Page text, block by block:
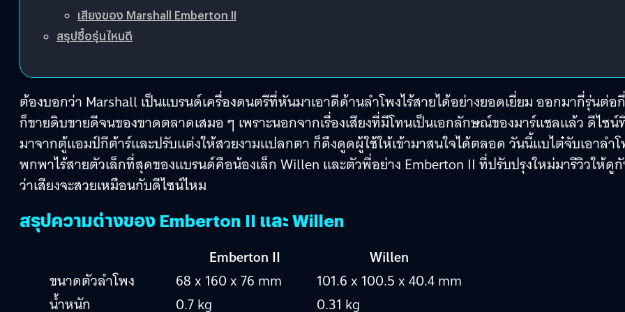
เสียงของ Marshall Emberton II
สรุปซื้อรุ่นไหนดี
ต้องบอกว่า Marshall เป็นแบรนด์เครื่องดนตรีที่หันมาเอาดีด้านลำโพงไร้สายได้อย่างยอดเยี่ยม ออกมากี่รุ่นต่อ
ก็ขายดิบขายดีจนของขาดตลาดเสมอ ๆ เพราะนอกจากเรื่องเสียงที่มีโทนเป็นเอกลักษณ์ของมาร์แชลแล้ว ดีไซน์
มาจากตู้แอมป์กีต้าร์และปรับแต่งให้สวยงามแปลกตา ก็ดึงดูดผู้ใช้ให้เข้ามาสนใจได้ตลอด วันนี้แบไต๋จับเอาลำ
พกพาไร้สายตัวเล็กที่สุดของแบรนด์คือน้องเล็ก Willen และตัวพี่อย่าง Emberton II ที่ปรับปรุงใหม่มารีวิวให้ดู
ว่าเสียงจะสวยเหมือนกับดีไซน์ไหม
สรุปความต่างของ Emberton II และ Willen
Emberton II
Willen
ขนาดตัวลำโพง
68 x 160 x 76 mm
101.6 x 100.5 x 40.4 mm
น้ำหนัก
0.7 kg 0.31 kg